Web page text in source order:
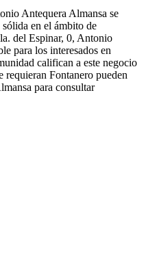
Antequera Almansa se
en el ámbito de
del Espinar, 0, Antonio
para los interesados en
califican a este negocio
requieran Fontanero pueden
para consultar